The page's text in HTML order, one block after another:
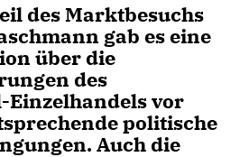
des Marktbesuchs
gab es eine
über die
des
Einzelhandels vor
politische
Auch die